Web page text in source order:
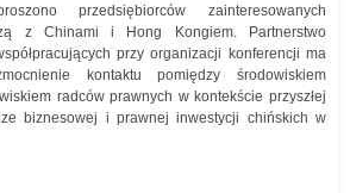
przedsiębiorców zainteresowanych
z Chinami i Hong Kongiem. Partnerstwo
przy organizacji konferencji ma
kontaktu pomiędzy środowiskiem
radców prawnych w kontekście przyszłej
biznesowej i prawnej inwestycji chińskich w